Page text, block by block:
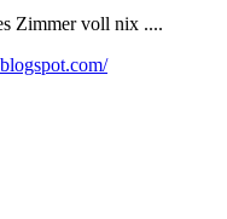
Zimmer voll nix ....